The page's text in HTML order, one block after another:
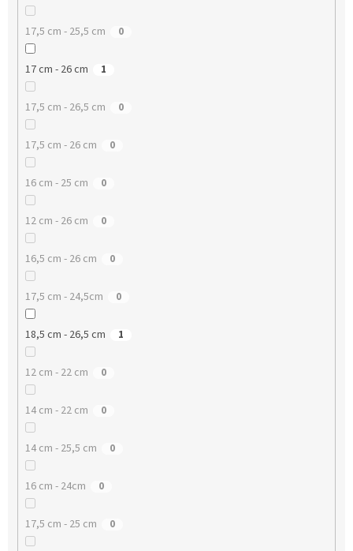
17,5 cm - 25,5 cm 0
17 cm - 26 cm 1
17,5 cm - 26,5 cm 0
17,5 cm - 26 cm 0
16 cm - 25 cm 0
12 cm - 26 cm 0
16,5 cm - 26 cm 0
17,5 cm - 24,5cm 0
18,5 cm - 26,5 cm 1
12 cm - 22 cm 0
14 cm - 22 cm 0
14 cm - 25,5 cm 0
16 cm - 24cm 0
17,5 cm - 25 cm 0